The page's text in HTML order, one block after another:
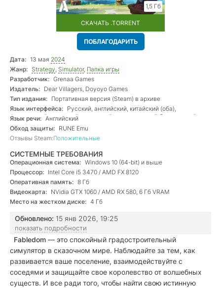
1,5 Гб
СКАЧАТЬ .TORRENT
ПОБЛАГОДАРИТЬ
Дата: 13 мая 2024
Жанр: Strategy, Simulator, Папка игры
Разработчик: Grenaa Games
Издатель: Dear Villagers, Doyoyo Games
Тип издания: Портативная версия (Steam) в архиве
Язык интерфейса: Русский, английский, китайский (оба),
французский, немецкий, испанский, португальский бразильский,
японский
Язык речи: Английский
Обход защиты: RUNE Emu
Отзывы Steam:Положительные
СИСТЕМНЫЕ ТРЕБОВАНИЯ
Операционная система: Windows 10 (64-bit) и выше
Процессор: Intel Core i5 3470 / AMD FX 8120
Оперативная память: 8 Гб
Видеокарта: NVidia GTX 1060 / AMD RX 580, 6 Гб VRAM
Место на жестком диске: 4 Гб
Обновлено: 15 янв 2026, 19:25
показать подробности
Fabledom — это спокойный градостроительный
симулятор в сказочном мире. Наблюдайте за тем, как
развивается ваше поселение, взаимодействуйте с
соседями и защищайте свое королевство от волшебных
существ. И все ради того, чтобы найти свою истинную